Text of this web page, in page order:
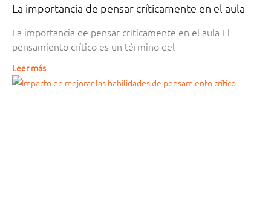
La importancia de pensar críticamente en el aula
La importancia de pensar críticamente en el aula El
pensamiento crítico es un término del
Leer más